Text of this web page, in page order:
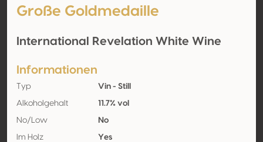
Große Goldmedaille
International Revelation White Wine
Informationen
Typ Vin - Still
Alkoholgehalt 11.7% vol
No/Low No
Im Holz
Yes